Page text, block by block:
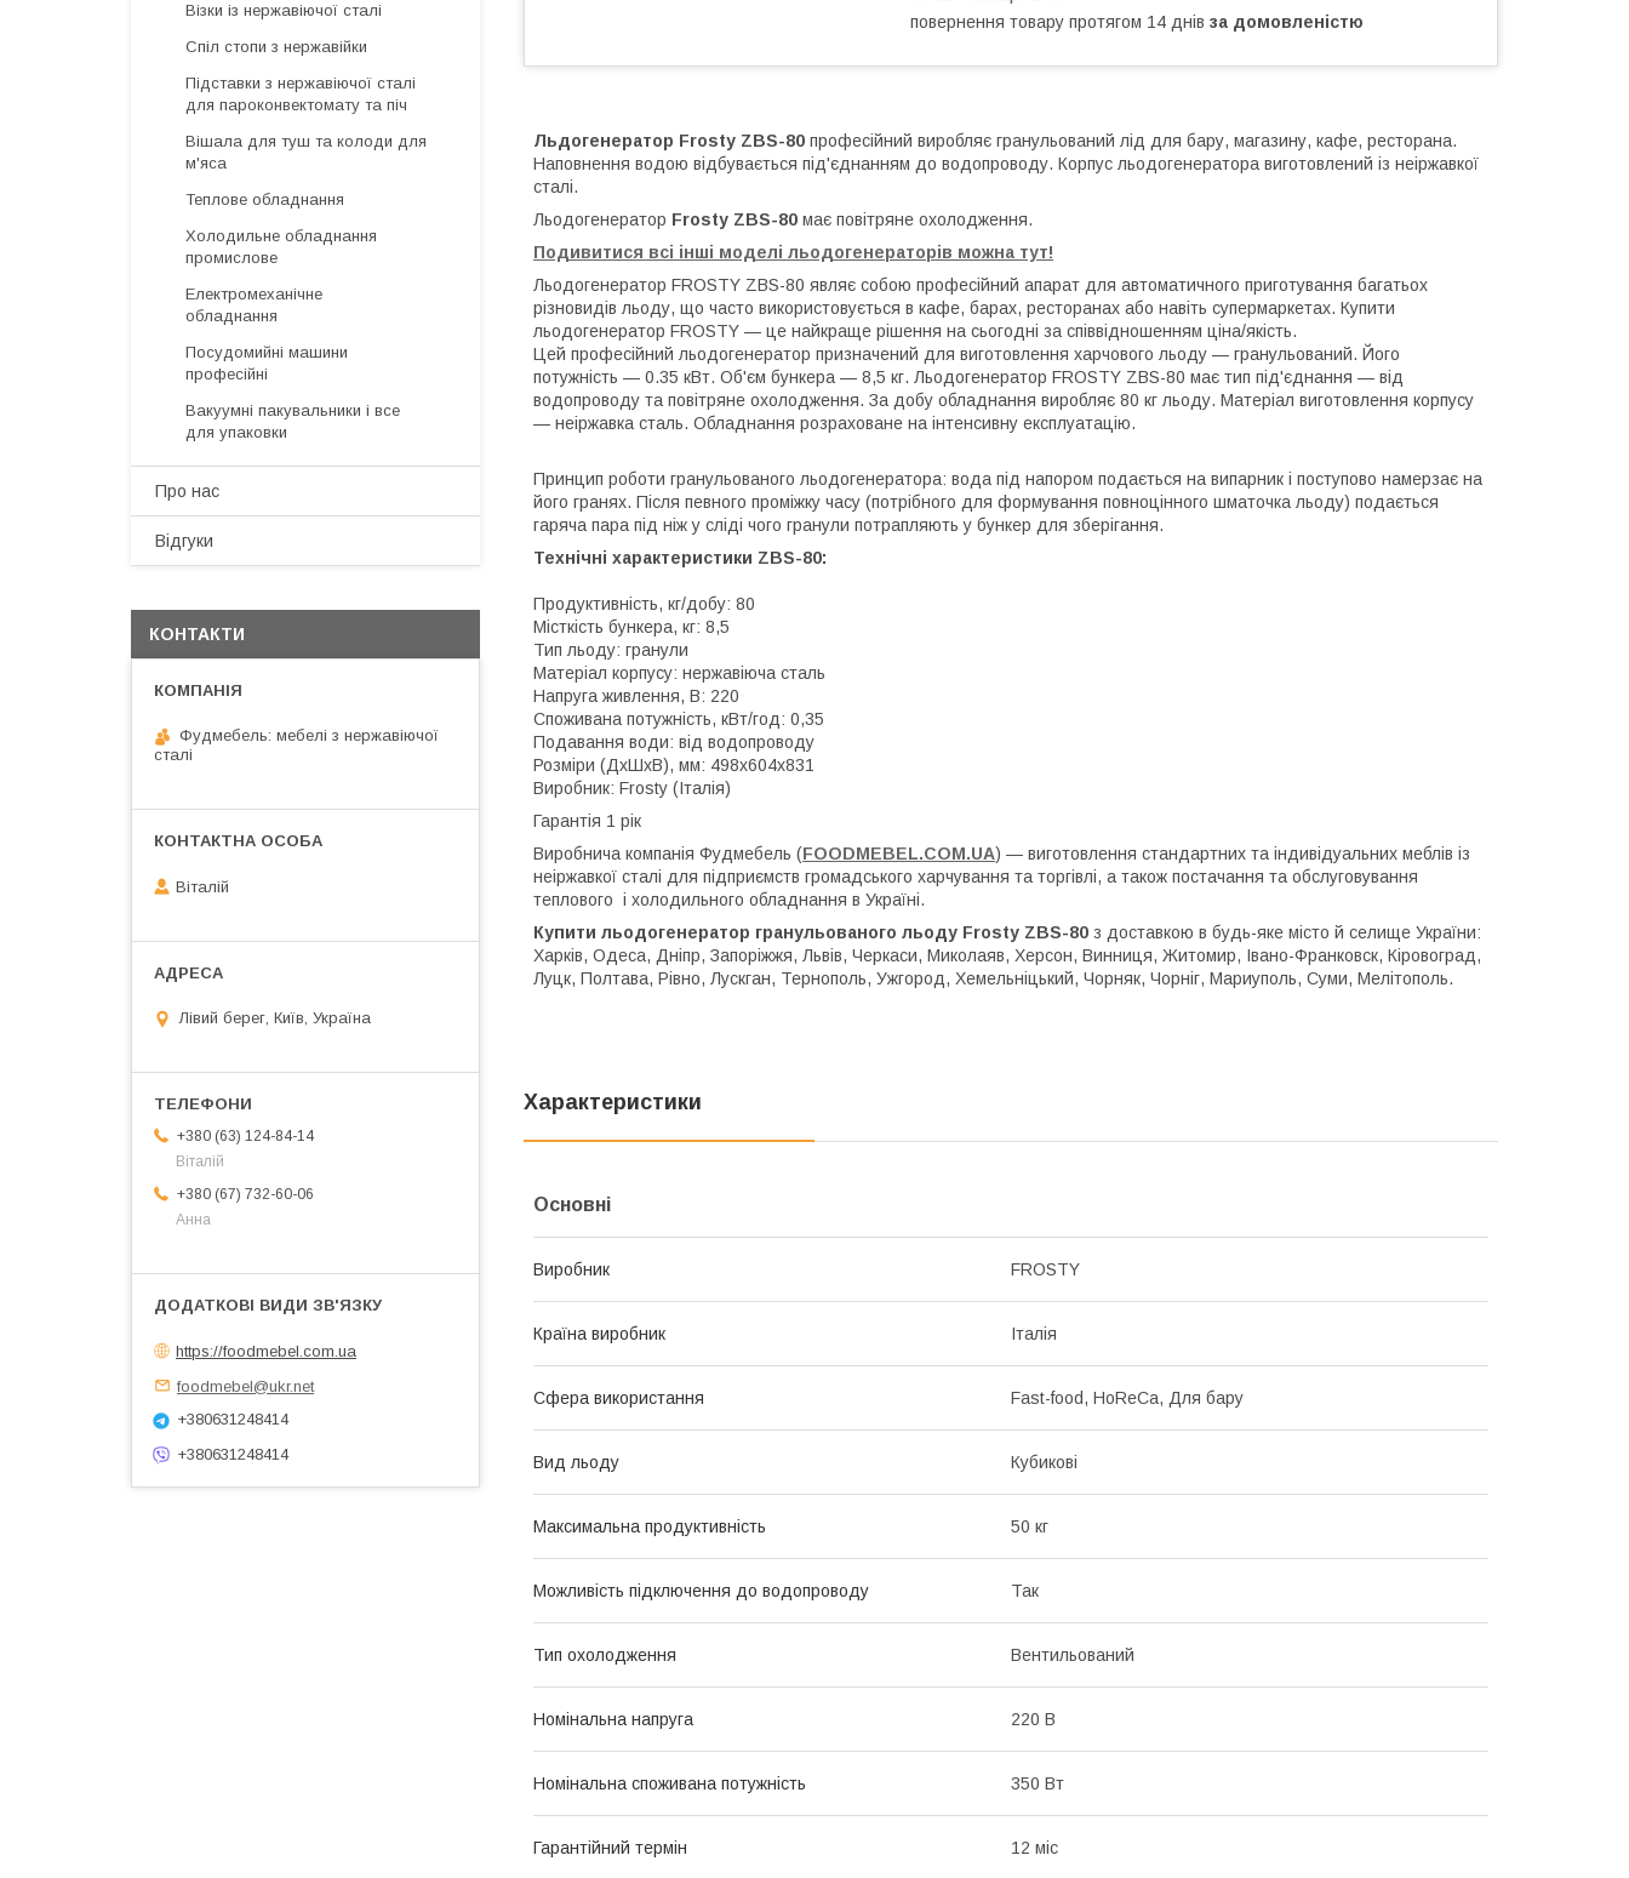
повернення товару протягом 14 днів за домовленістю
Льдогенератор Frosty ZBS-80 професійний виробляє гранульований лід для бару, магазину, кафе, ресторана.
Наповнення водою відбувається під'єднанням до водопроводу. Корпус льодогенератора виготовлений із неіржавкої
сталі.
Льодогенератор Frosty ZBS-80 має повітряне охолодження.
Подивитися всі інші моделі льодогенераторів можна тут!
Льодогенератор FROSTY ZBS-80 являє собою професійний апарат для автоматичного приготування багатьох
різновидів льоду, що часто використовується в кафе, барах, ресторанах або навіть супермаркетах. Купити
льодогенератор FROSTY — це найкраще рішення на сьогодні за співвідношенням ціна/якість.
Цей професійний льодогенератор призначений для виготовлення харчового льоду — гранульований. Його
потужність — 0.35 кВт. Об'єм бункера — 8,5 кг. Льодогенератор FROSTY ZBS-80 має тип під'єднання — від
водопроводу та повітряне охолодження. За добу обладнання виробляє 80 кг льоду. Матеріал виготовлення корпусу
— неіржавка сталь. Обладнання розраховане на інтенсивну експлуатацію.
Принцип роботи гранульованого льодогенератора: вода під напором подається на випарник і поступово намерзає на
його гранях. Після певного проміжку часу (потрібного для формування повноцінного шматочка льоду) подається
гаряча пара під ніж у сліді чого гранули потрапляють у бункер для зберігання.
Технічні характеристики ZBS-80:
Продуктивність, кг/добу: 80
Місткість бункера, кг: 8,5
Тип льоду: гранули
Матеріал корпусу: нержавіюча сталь
Напруга живлення, В: 220
Споживана потужність, кВт/год: 0,35
Подавання води: від водопроводу
Розміри (ДхШхВ), мм: 498х604х831
Виробник: Frosty (Італія)
Гарантія 1 рік
Виробнича компанія Фудмебель (FOODMEBEL.COM.UA) — виготовлення стандартних та індивідуальних меблів із
неіржавкої сталі для підприємств громадського харчування та торгівлі, а також постачання та обслуговування
теплового і холодильного обладнання в Україні.
Купити льодогенератор гранульованого льоду Frosty ZBS-80 з доставкою в будь-яке місто й селище України:
Харків, Одеса, Дніпр, Запоріжжя, Львів, Черкаси, Миколаяв, Херсон, Винниця, Житомир, Івано-Франковск, Кіровоград,
Луцк, Полтава, Рівно, Лускган, Тернополь, Ужгород, Хемельніцький, Чорняк, Чорніг, Мариуполь, Суми, Мелітополь.
Характеристики
Основні
Виробник FROSTY
Країна виробник Італія
Сфера використання Fast-food, HoReCa, Для бару
Вид льоду Кубикові
Максимальна продуктивність 50 кг
Можливість підключення до водопроводу Так
Тип охолодження Вентильований
Номінальна напруга 220 В
Номінальна споживана потужність 350 Вт
Гарантійний термін 12 міс
Візки із нержавіючої сталі
Спіл стопи з нержавійки
Підставки з нержавіючої сталі
для пароконвектомату та піч
Вішала для туш та колоди для
м'яса
Теплове обладнання
Холодильне обладнання
промислове
Електромеханічне
обладнання
Посудомийні машини
професійні
Вакуумні пакувальники і все
для упаковки
Про нас
Відгуки
КОНТАКТИ
Фудмебель: мебелі з нержавіючої
сталі
Віталій
Лівий берег, Київ, Україна
+380 (63) 124-84-14
Віталій
+380 (67) 732-60-06
Анна
https://foodmebel.com.ua
foodmebel@ukr.net
+380631248414
+380631248414